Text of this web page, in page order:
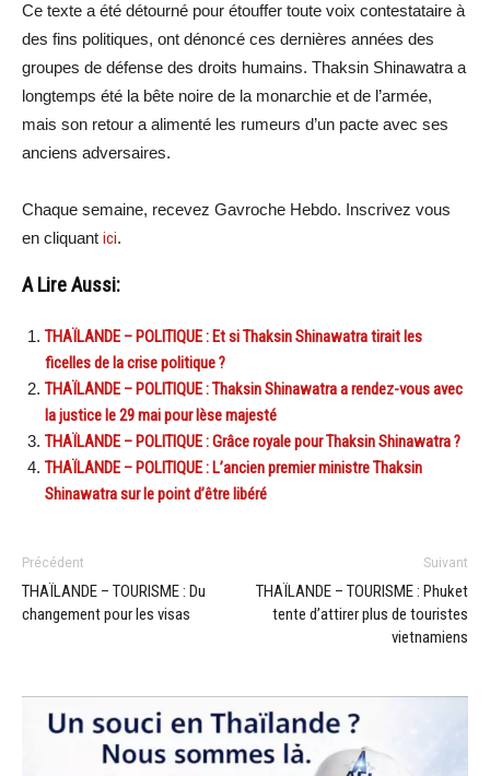
Ce texte a été détourné pour étouffer toute voix contestataire à
des fins politiques, ont dénoncé ces dernières années des
groupes de défense des droits humains. Thaksin Shinawatra a
longtemps été la bête noire de la monarchie et de l’armée,
mais son retour a alimenté les rumeurs d’un pacte avec ses
anciens adversaires.
Chaque semaine, recevez Gavroche Hebdo. Inscrivez vous
en cliquant ici.
A Lire Aussi:
THAÏLANDE – POLITIQUE : Et si Thaksin Shinawatra tirait les
ficelles de la crise politique ?
THAÏLANDE – POLITIQUE : Thaksin Shinawatra a rendez-vous avec
la justice le 29 mai pour lèse majesté
THAÏLANDE – POLITIQUE : Grâce royale pour Thaksin Shinawatra ?
THAÏLANDE – POLITIQUE : L’ancien premier ministre Thaksin
Shinawatra sur le point d’être libéré
Précédent
THAÏLANDE – TOURISME : Du
changement pour les visas
Suivant
THAÏLANDE – TOURISME : Phuket
tente d’attirer plus de touristes
vietnamiens